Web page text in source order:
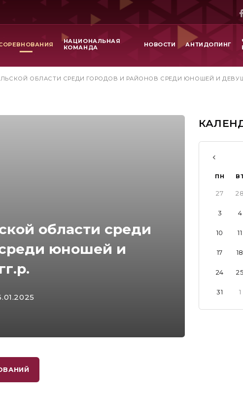
НАЦИОНАЛЬНАЯ
КОМАНДА
НОВОСТИ АНТИДОПИНГ
ОБЛАСТИ СРЕДИ ГОРОДОВ И РАЙОНОВ СРЕДИ ЮНОШЕЙ И
области среди
юношей и
ПН
27 28
3 4
10 11
17 18
24 25
31 1